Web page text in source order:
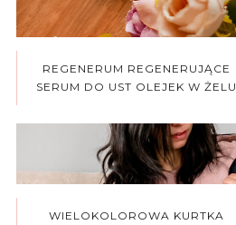
REGENERUM REGENERUJĄCE
SERUM DO UST OLEJEK W ŻELU
WIELOKOLOROWA KURTKA